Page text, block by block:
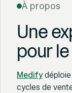
À propos
Une
pour
Medifydéploie
cycles de